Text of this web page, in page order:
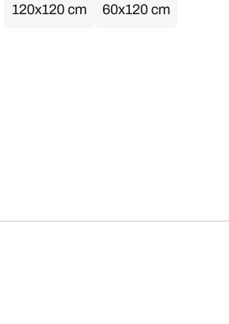
120x120 cm 60x120 cm